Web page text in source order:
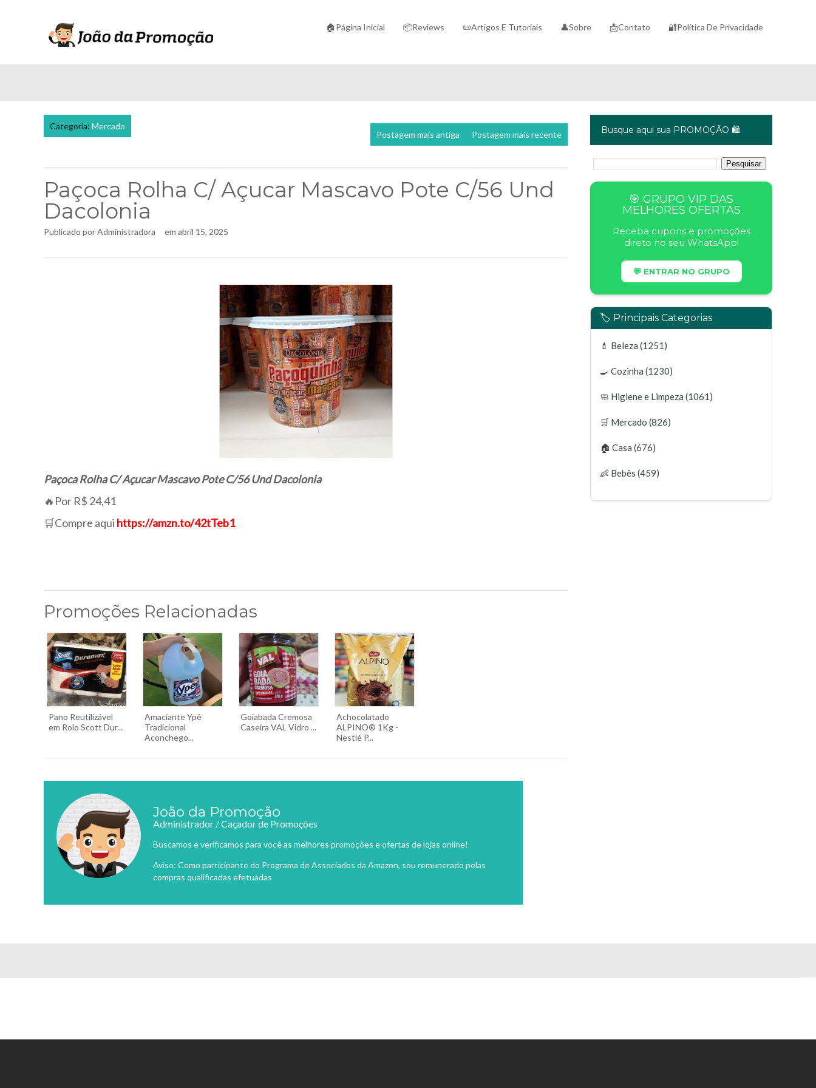
🏠Página Inicial 📦Reviews 📜Artigos E Tutoriais 👤Sobre 📩Contato 🔐Política De Privacidade
Categoria: Mercado
Postagem mais recente
Postagem mais antiga
Paçoca Rolha C/ Açucar Mascavo Pote C/56 Und
Dacolonia
Publicado porAdministradora em abril 15, 2025
Paçoca Rolha C/ Açucar Mascavo Pote C/56 Und Dacolonia
🔥Por R$ 24,41
🛒Compre aqui https://amzn.to/42tTeb1
Promoções Relacionadas
Pano Reutilizável
em Rolo Scott Dur...
Amaciante Ypê
Tradicional
Aconchego...
Goiabada Cremosa
Caseira VAL Vidro ...
Achocolatado
ALPINO® 1Kg -
Nestlé P...
João da Promoção
Administrador / Caçador de Promoções
Buscamos e verificamos para você as melhores promoções e ofertas de lojas online!
Aviso: Como participante do Programa de Associados da Amazon, sou remunerado pelas
compras qualificadas efetuadas
Busque aqui sua PROMOÇÃO 🛍️
🎯 GRUPO VIP DAS
MELHORES OFERTAS
Receba cupons e promoções
direto no seu WhatsApp!
💬 ENTRAR NO GRUPO
🏷️ Principais Categorias
💄 Beleza (1251)
🍳 Cozinha (1230)
🧼 Higiene e Limpeza (1061)
🛒 Mercado (826)
🏠 Casa (676)
👶 Bebês (459)